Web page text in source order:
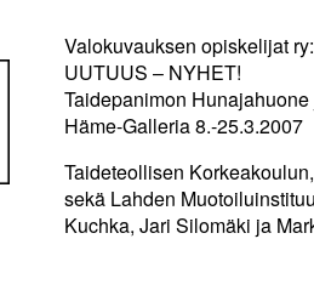
Valokuvauksen opiskelijat ry:
UUTUUS – NYHET!
Taidepanimon
Häme-Galleria 8.-25.3.2007
Taideteollisen
sekä Lahden
Kuchka, Jari Silomäki ja